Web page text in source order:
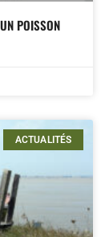
POISSON
ACTUALITÉS